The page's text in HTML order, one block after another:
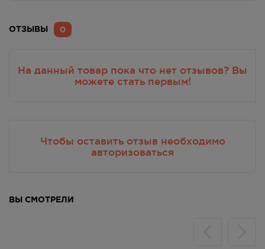
0
ОТЗЫВЫ
Чтобы оставить отзыв необходимо
авторизоваться
На данный товар пока что нет отзывов? Вы
можете стать первым!
ВЫ СМОТРЕЛИ